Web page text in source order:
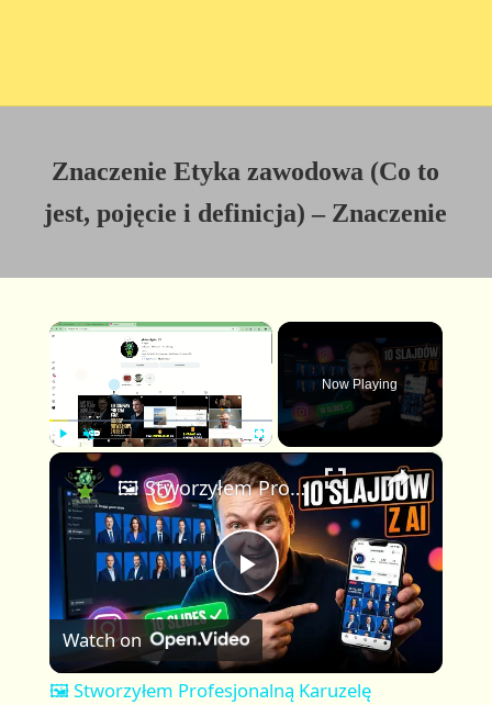
Znaczenie Etyka zawodowa (Co to
jest, pojęcie i definicja) – Znaczenie
×
U
n
m
u
u
l
l
s
c
r
e
n
Now Playing
×
P
l
🖼️ Stworzyłem Profesjonalną Karuzelę Instagram 10 Slajdów z AI — Pełny Workflow z Claude & FlexClip
Watch on
🖼️ Stworzyłem Profesjonalną Karuzelę